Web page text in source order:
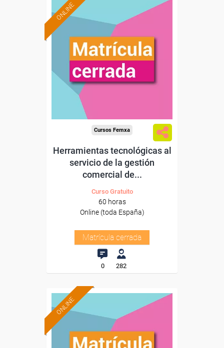
ONLINE
Cursos Femxa
Herramientas tecnológicas al
servicio de la gestión
comercial de...
Curso Gratuito
60 horas
Online (toda España)
Matrícula cerrada
0 282
ONLINE